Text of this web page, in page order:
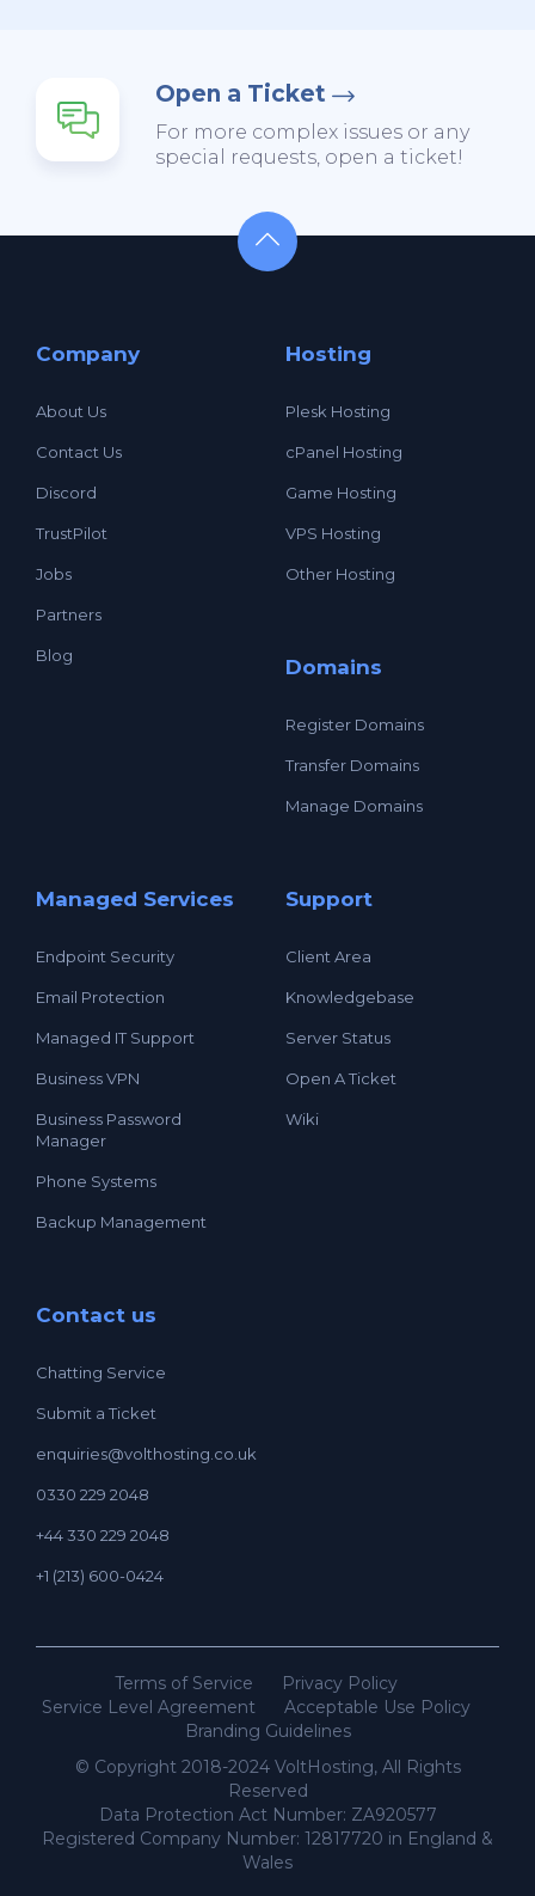
Open a Ticket
For more complex issues or any
special requests, open a ticket!
Company
About Us
Contact Us
Discord
TrustPilot
Jobs
Partners
Blog
Hosting
Plesk Hosting
cPanel Hosting
Game Hosting
VPS Hosting
Other Hosting
Domains
Register Domains
Transfer Domains
Manage Domains
Managed Services
Endpoint Security
Email Protection
Managed IT Support
Business VPN
Business Password
Manager
Phone Systems
Backup Management
Support
Client Area
Knowledgebase
Server Status
Open A Ticket
Wiki
Contact us
Chatting Service
Submit a Ticket
enquiries@volthosting.co.uk
0330 229 2048
+44 330 229 2048
+1 (213) 600-0424
Terms of Service
Privacy Policy
Service Level Agreement
Acceptable Use Policy
Branding Guidelines
© Copyright 2018-2024 VoltHosting, All Rights
Reserved
Data Protection Act Number: ZA920577
Registered Company Number: 12817720 in England &
Wales